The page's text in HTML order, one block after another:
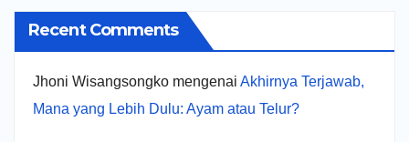
Recent Comments
Jhoni Wisangsongko mengenai Akhirnya Terjawab,
Mana yang Lebih Dulu: Ayam atau Telur?